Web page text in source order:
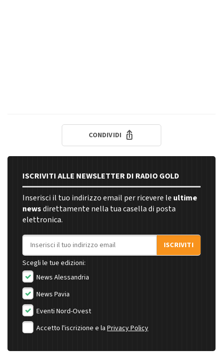
CONDIVIDI
ISCRIVITI ALLE NEWSLETTER DI RADIO GOLD
Inserisci il tuo indirizzo email per ricevere le ultime
newsdirettamente nella tua casella di posta
elettronica.
Indirizzo email
ISCRIVITI
Scegli le tue edizioni:
News Alessandria
News Pavia
Eventi Nord-Ovest
Accetto l'iscrizione e la Privacy Policy